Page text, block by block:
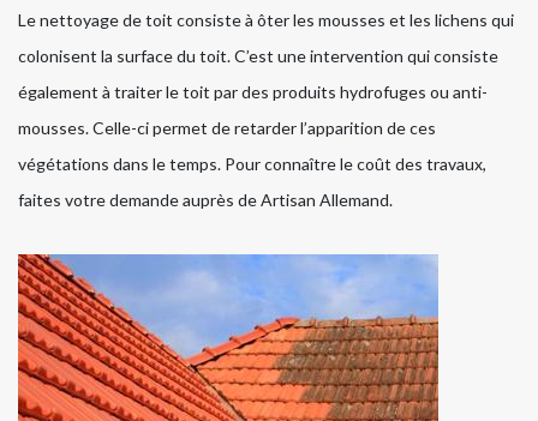
Le nettoyage de toit consiste à ôter les mousses et les lichens qui
colonisent la surface du toit. C’est une intervention qui consiste
également à traiter le toit par des produits hydrofuges ou anti-
mousses. Celle-ci permet de retarder l’apparition de ces
végétations dans le temps. Pour connaître le coût des travaux,
faites votre demande auprès de Artisan Allemand.